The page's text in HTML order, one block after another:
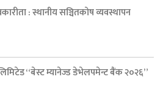
: स्थानीय सञ्चितकोष व्यवस्थापन
“बेस्ट म्यानेज्ड डेभेलपमेन्ट बैंक २०२६”